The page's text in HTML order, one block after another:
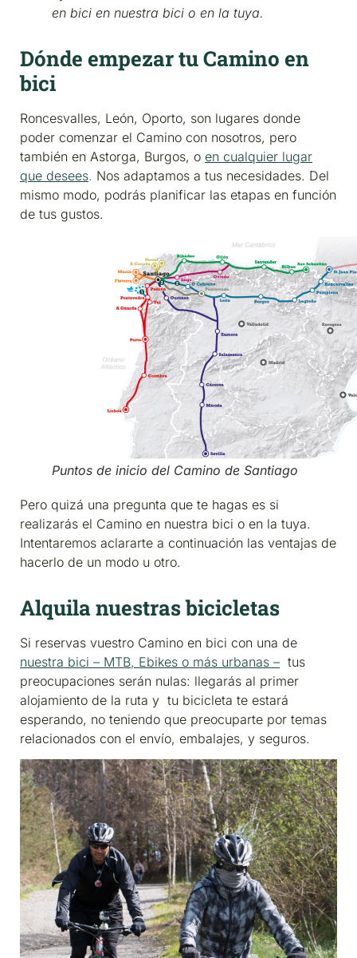
en bici en nuestra bici o en la tuya.
Dónde empezar tu Camino en
bici
Roncesvalles, León, Oporto, son lugares donde
poder comenzar el Camino con nosotros, pero
también en Astorga, Burgos, o en cualquier lugar
que desees. Nos adaptamos a tus necesidades. Del
mismo modo, podrás planificar las etapas en función
de tus gustos.
Puntos de inicio del Camino de Santiago
Pero quizá una pregunta que te hagas es si
realizarás el Camino en nuestra bici o en la tuya.
Intentaremos aclararte a continuación las ventajas de
hacerlo de un modo u otro.
Alquila nuestras bicicletas
Si reservas vuestro Camino en bici con una de
nuestra bici – MTB, Ebikes o más urbanas – tus
preocupaciones serán nulas: llegarás al primer
alojamiento de la ruta y tu bicicleta te estará
esperando, no teniendo que preocuparte por temas
relacionados con el envío, embalajes, y seguros.